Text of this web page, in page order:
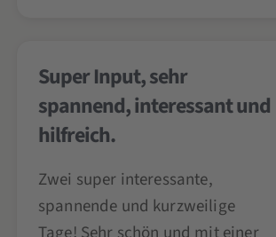
Super Input, sehr
spannend, interessant und
hilfreich.
Zwei super interessante,
spannende und kurzweilige